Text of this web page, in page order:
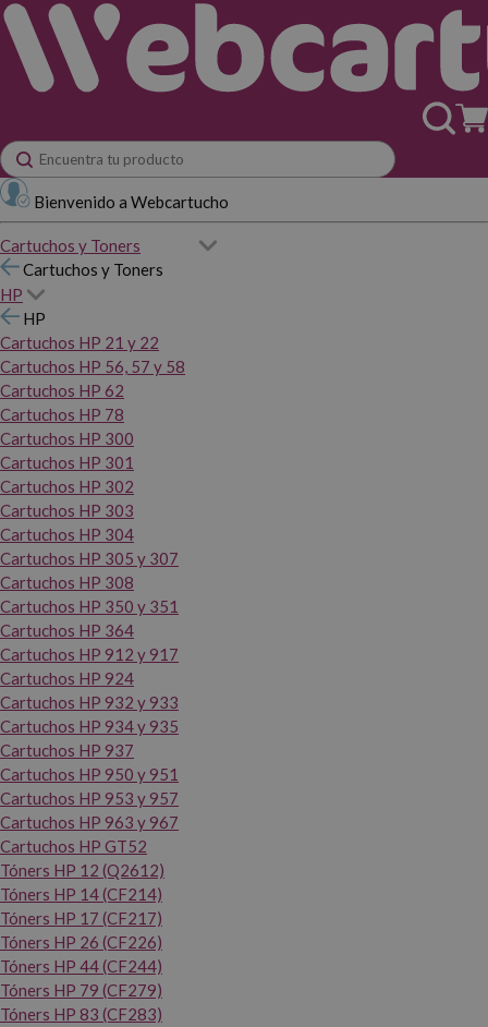
Bienvenido a Webcartucho
Cartuchos y Toners
Cartuchos y Toners
HP
HP
Cartuchos HP 21 y 22
Cartuchos HP 56, 57 y 58
Cartuchos HP 62
Cartuchos HP 78
Cartuchos HP 300
Cartuchos HP 301
Cartuchos HP 302
Cartuchos HP 303
Cartuchos HP 304
Cartuchos HP 305 y 307
Cartuchos HP 308
Cartuchos HP 350 y 351
Cartuchos HP 364
Cartuchos HP 912 y 917
Cartuchos HP 924
Cartuchos HP 932 y 933
Cartuchos HP 934 y 935
Cartuchos HP 937
Cartuchos HP 950 y 951
Cartuchos HP 953 y 957
Cartuchos HP 963 y 967
Cartuchos HP GT52
Tóners HP 12 (Q2612)
Tóners HP 14 (CF214)
Tóners HP 17 (CF217)
Tóners HP 26 (CF226)
Tóners HP 44 (CF244)
Tóners HP 79 (CF279)
Tóners HP 83 (CF283)